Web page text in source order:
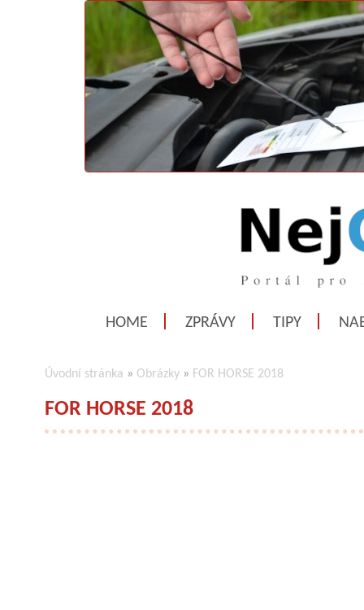
HOME ZPRÁVY TIPY
Úvodní stránka » Obrázky » FOR HORSE 2018
FOR HORSE 2018